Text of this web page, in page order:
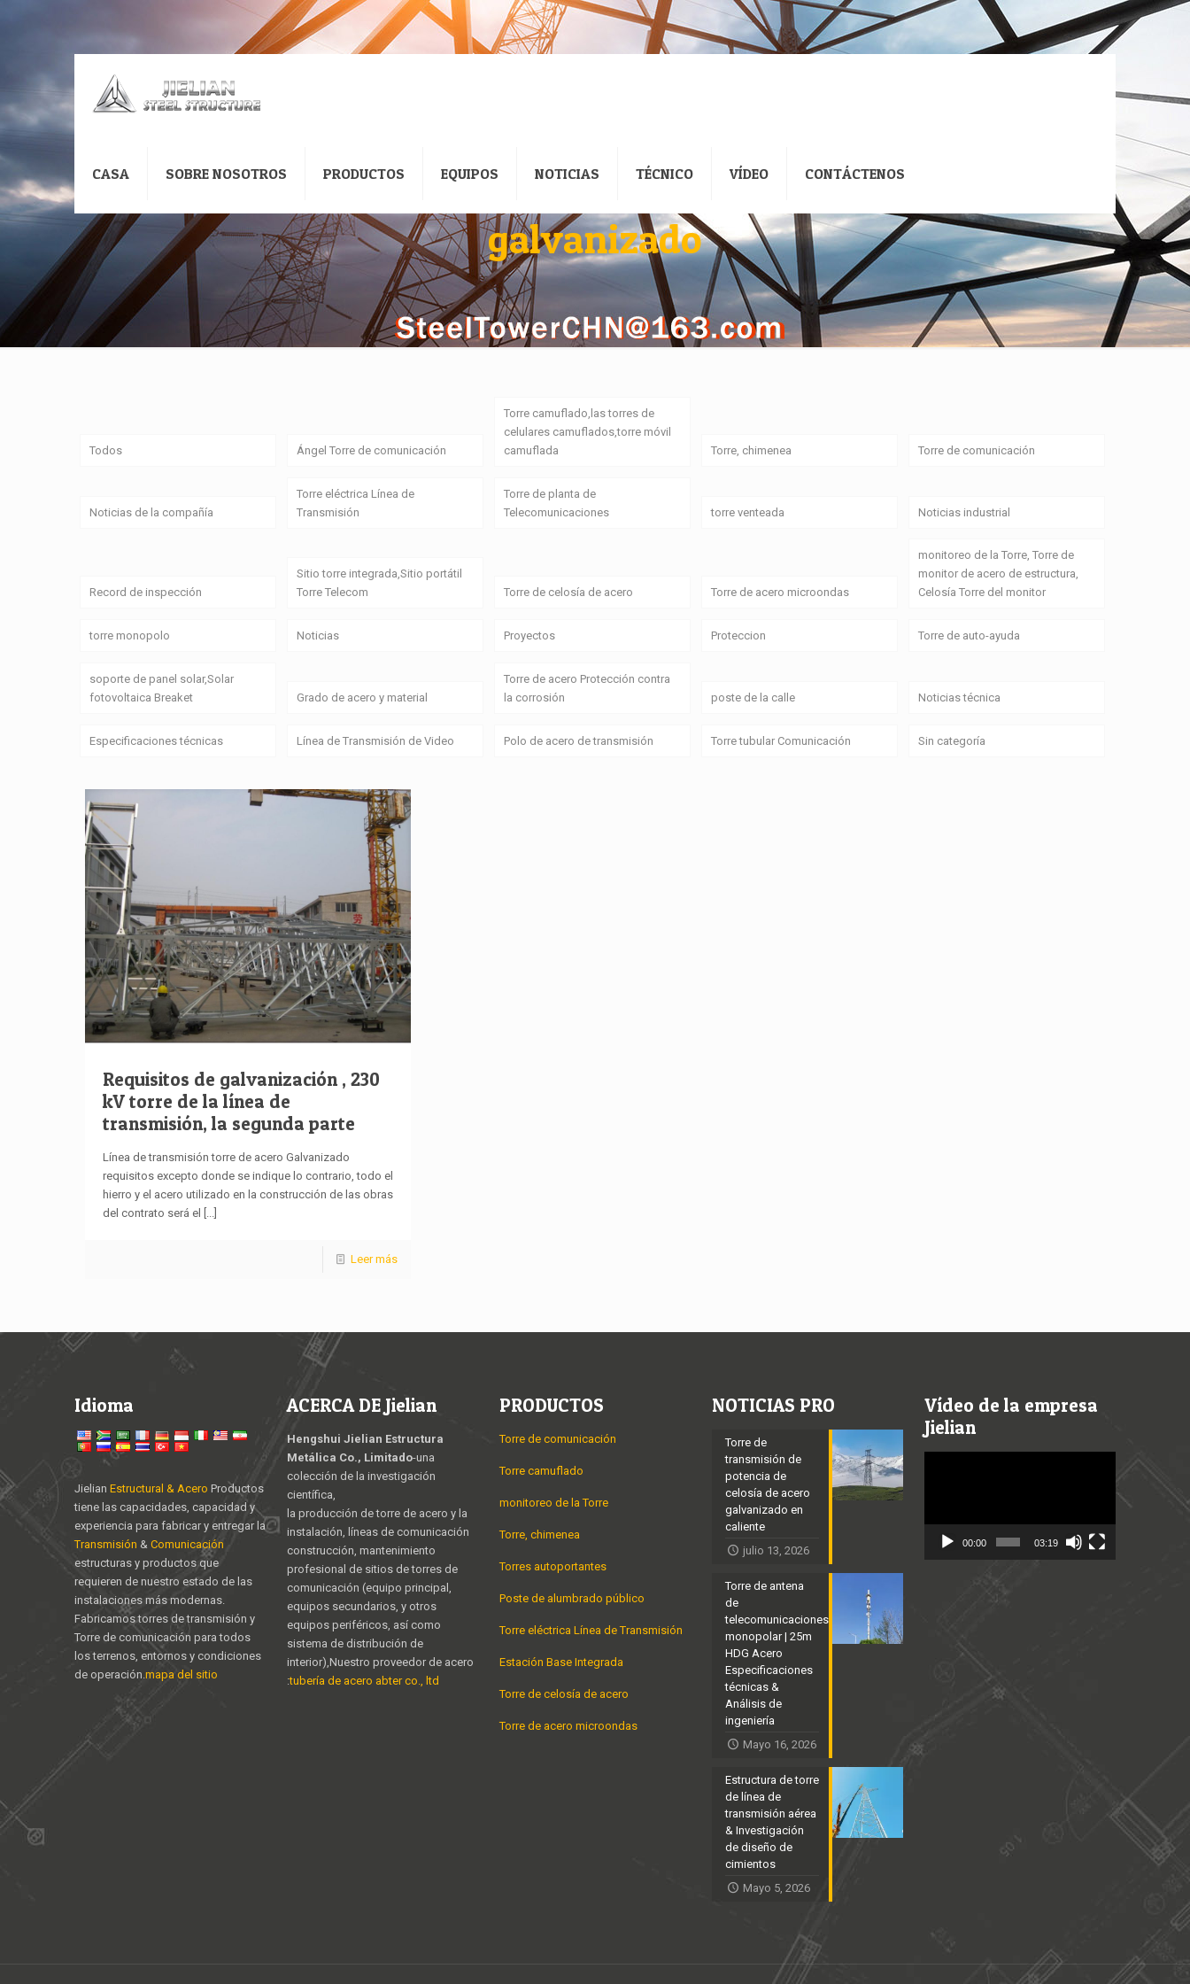
CASA SOBRE NOSOTROS PRODUCTOS EQUIPOS NOTICIAS TÉCNICO VÍDEO CONTÁCTENOS
galvanizado
Todos Ángel Torre de comunicación
Torre camuflado,las torres de
celulares camuflados,torre móvil
camuflada
Torre, chimenea Torre de comunicación
Noticias de la compañía
Torre eléctrica Línea de
Transmisión
Torre de planta de
Telecomunicaciones
torre venteada Noticias industrial
Record de inspección
Sitio torre integrada,Sitio portátil
Torre Telecom
Torre de celosía de acero Torre de acero microondas
monitoreo de la Torre, Torre de
monitor de acero de estructura,
Celosía Torre del monitor
torre monopolo Noticias Proyectos Proteccion Torre de auto-ayuda
soporte de panel solar,Solar
fotovoltaica Breaket
Grado de acero y material
Torre de acero Protección contra
la corrosión
poste de la calle Noticias técnica
Especificaciones técnicas Línea de Transmisión de Video Polo de acero de transmisión Torre tubular Comunicación Sin categoría
Requisitos de galvanización , 230
kV torre de la línea de
transmisión, la segunda parte
Línea de transmisión torre de acero Galvanizado
requisitos excepto donde se indique lo contrario, todo el
hierro y el acero utilizado en la construcción de las obras
del contrato será el
[...]
Leer más
Idioma
Jielian Estructural & Acero Productos
tiene las capacidades, capacidad y
experiencia para fabricar y entregar la
Transmisión & Comunicación
estructuras y productos que
requieren de nuestro estado de las
instalaciones más modernas.
Fabricamos torres de transmisión y
Torre de comunicación para todos
los terrenos, entornos y condiciones
de operación.mapa del sitio
ACERCA DE Jielian
Hengshui Jielian Estructura
Metálica Co., Limitado-una
colección de la investigación
científica,
la producción de torre de acero y la
instalación, líneas de comunicación
construcción, mantenimiento
profesional de sitios de torres de
comunicación (equipo principal,
equipos secundarios, y otros
equipos periféricos, así como
sistema de distribución de
interior),Nuestro proveedor de acero
:tubería de acero abter co., ltd
PRODUCTOS
Torre de comunicación
Torre camuflado
monitoreo de la Torre
Torre, chimenea
Torres autoportantes
Poste de alumbrado público
Torre eléctrica Línea de Transmisión
Estación Base Integrada
Torre de celosía de acero
Torre de acero microondas
NOTICIAS PRO
Torre de
transmisión de
potencia de
celosía de acero
galvanizado en
caliente
julio 13, 2026
Torre de antena
de
telecomunicaciones
monopolar | 25m
HDG Acero
Especificaciones
técnicas &
Análisis de
ingeniería
Mayo 16, 2026
Estructura de torre
de línea de
transmisión aérea
& Investigación
de diseño de
cimientos
Mayo 5, 2026
Vídeo de la empresa
Jielian
00:00 03:19